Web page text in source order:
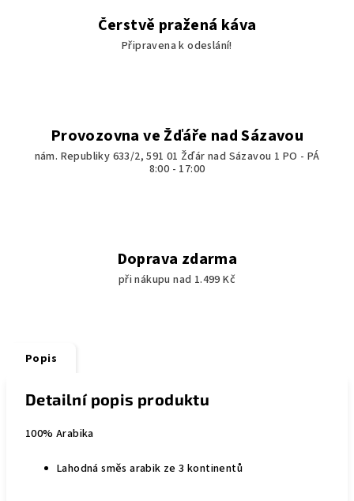
Čerstvě pražená káva
Připravena k odeslání!
Provozovna ve Žďáře nad Sázavou
nám. Republiky 633/2, 591 01 Žďár nad Sázavou 1 PO - PÁ
8:00 - 17:00
Doprava zdarma
při nákupu nad 1.499 Kč
Popis
Detailní popis produktu
100% Arabika
Lahodná směs arabik ze 3 kontinentů